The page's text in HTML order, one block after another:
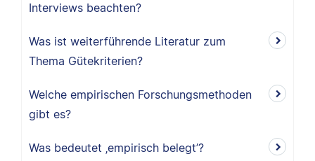
Interviews beachten?
Was ist weiterführende Literatur zum
Thema Gütekriterien?
Welche empirischen Forschungsmethoden
gibt es?
Was bedeutet ‚empirisch belegt’?